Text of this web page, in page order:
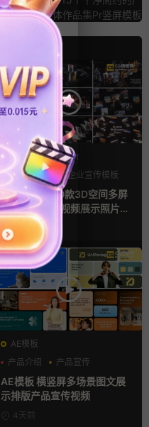
告新媒体作品集Pr竖屏模板
PR基本图形mogrt
PR基本图形
企业宣传模板
幻灯片
Pr视频模板 10款3D空间多屏
切换开场相册视频展示照片墙
pr模板
1天前
AE模板
产品介绍
产品宣传
产品展示
AE模板 横竖屏多场景图文展
示排版产品宣传视频
4天前